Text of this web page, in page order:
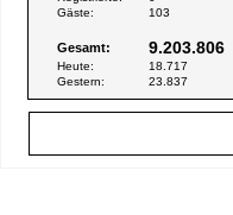
Gäste:
103
Gesamt: 9.203.806
Heute:
18.717
Gestern:
23.837